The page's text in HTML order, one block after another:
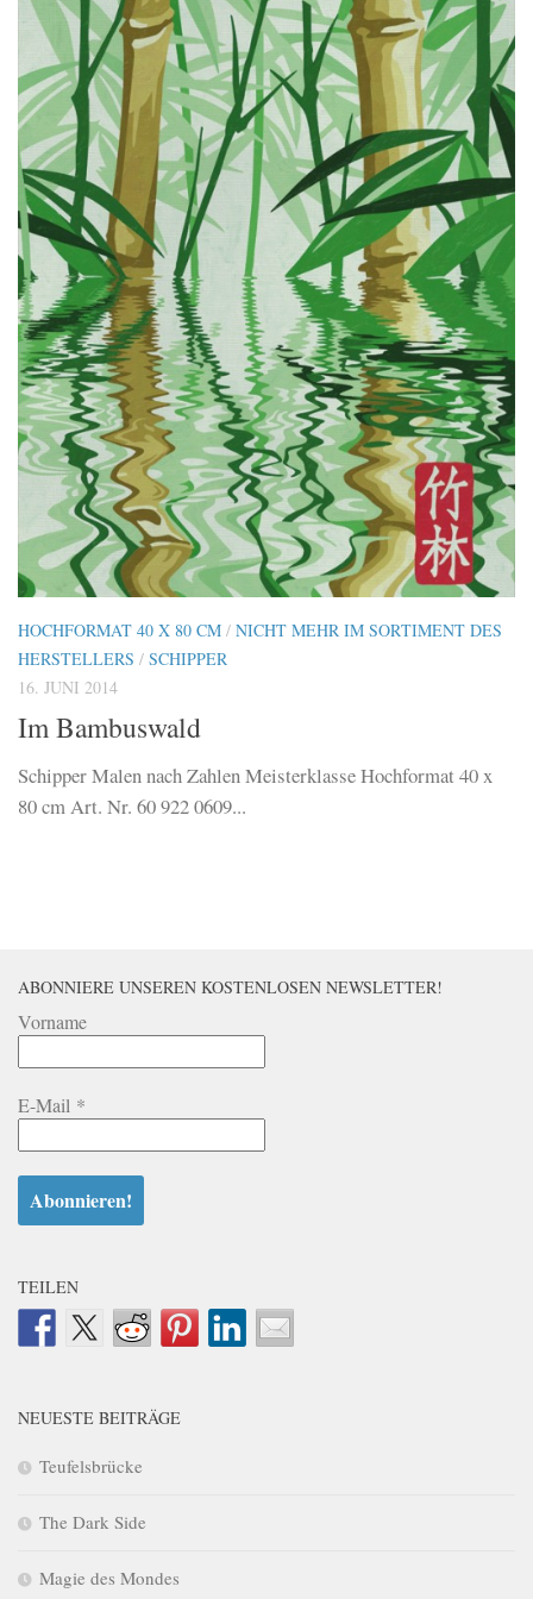
HOCHFORMAT 40 X 80 CM / NICHT MEHR IM SORTIMENT DES
HERSTELLERS / SCHIPPER
16. JUNI 2014
Im Bambuswald
Schipper Malen nach Zahlen Meisterklasse Hochformat 40 x
80 cm Art. Nr. 60 922 0609...
ABONNIERE UNSEREN KOSTENLOSEN NEWSLETTER!
Vorname
E-Mail *
TEILEN
NEUESTE BEITRÄGE
Teufelsbrücke
The Dark Side
Magie des Mondes